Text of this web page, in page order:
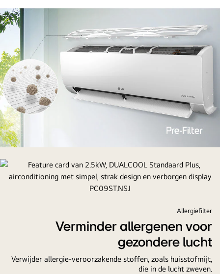
design
en
display
PC09ST.NSJ
card
van
simpel,
Allergiefilter
Verminder allergenen voor
gezondere lucht
Verwijder allergie-veroorzakende stoffen, zoals huisstofmijt,
die in de lucht zweven.